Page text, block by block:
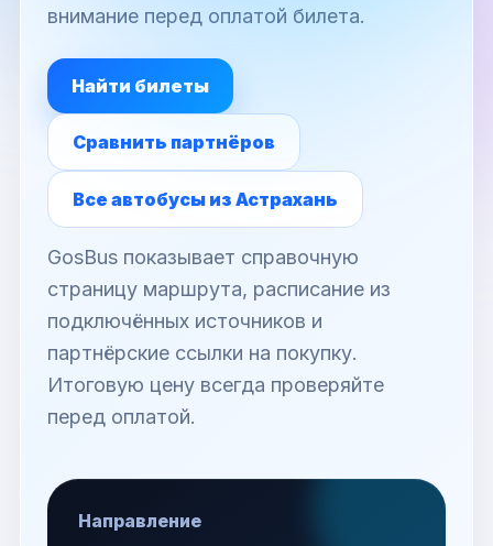
внимание перед оплатой билета.
Найти билеты
Сравнить партнёров
Все автобусы из Астрахань
GosBus показывает справочную
страницу маршрута, расписание из
подключённых источников и
партнёрские ссылки на покупку.
Итоговую цену всегда проверяйте
перед оплатой.
Направление